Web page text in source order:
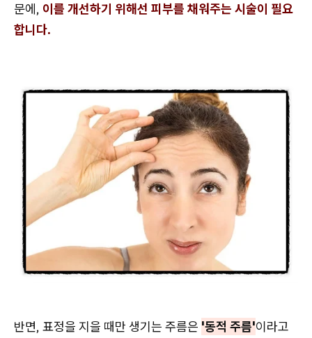
문에, 이를 개선하기 위해선 피부를 채워주는 시술이 필요
합니다.
반면, 표정을 지을 때만 생기는 주름은 '동적 주름'이라고